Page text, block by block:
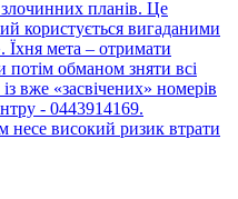
злочинних планів. Це
користується вигаданими
мета – отримати
потім обманом зняти всі
вже «засвічених» номерів
- 0443914169.
несе високий ризик втрати